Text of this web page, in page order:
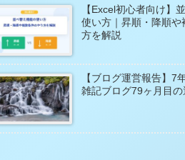
【Excel初心者向け】
使い方｜昇順・降順や
方を解説
【ブログ運営報告】7
雑記ブログ79ヶ月目